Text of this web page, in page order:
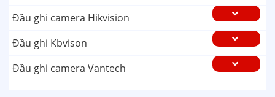
Đầu ghi camera Hikvision
Đầu ghi Kbvison
Đầu ghi camera Vantech